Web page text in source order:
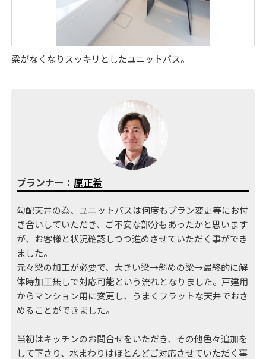
梁がなくなりスッキリとしたユニットバス。
プランナー：原正希
勾配天井の為、ユニットバスは何度もプラン変更等にお付
き合いしていただき、ご不安な部分もあったかと思います
が、お客様と状況確認しつつ進めさせていただく事ができ
ました。
元々梁の加工が必要で、大きい梁→斜めの梁→最終的に解
体時加工無しで対応可能という流れとなりました。戸建用
からマンション用に変更し、うまくフラットな天井でおさ
めることができました。
当初はキッチンのお問合せをいただき、その他色々追加を
して下さり、水まわりはほとんどご対応させていただく事